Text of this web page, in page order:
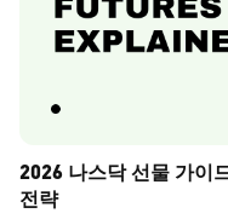
2026 나스닥 선물 가이
전략